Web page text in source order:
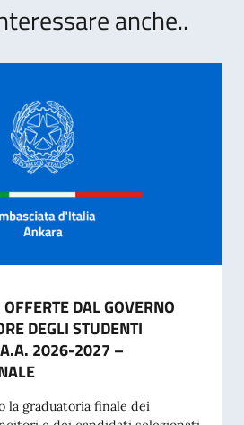
anche..
DAL GOVERNO
DEGLI STUDENTI
2026-2027 –
la graduatoria finale dei